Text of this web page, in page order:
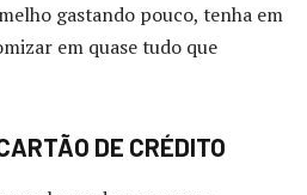
gastando pouco, tenha em
em quase tudo que
DE CRÉDITO